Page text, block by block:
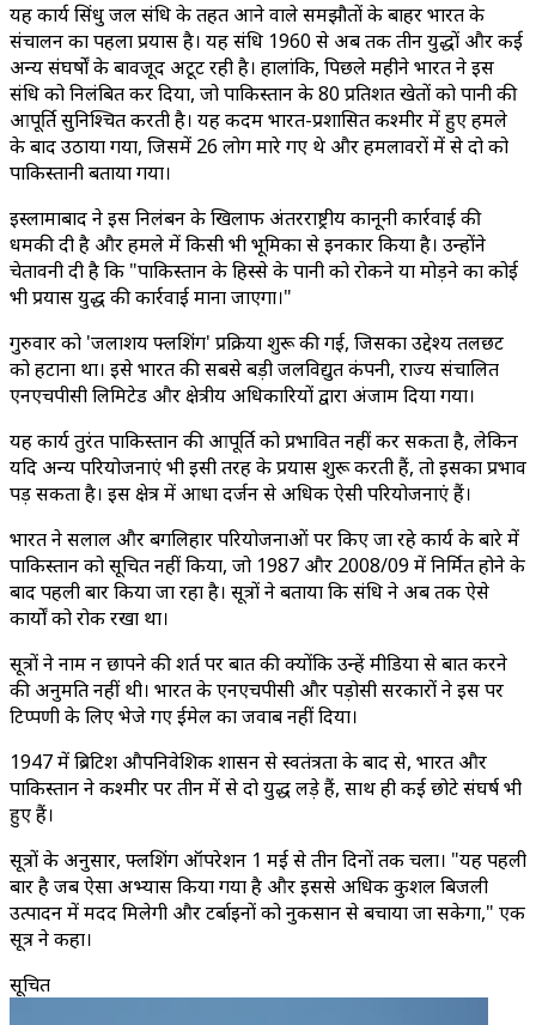
यह कार्य सिंधु जल संधि के तहत आने वाले समझौतों के बाहर भारत के
संचालन का पहला प्रयास है। यह संधि 1960 से अब तक तीन युद्धों और कई
अन्य संघर्षों के बावजूद अटूट रही है। हालांकि, पिछले महीने भारत ने इस
संधि को निलंबित कर दिया, जो पाकिस्तान के 80 प्रतिशत खेतों को पानी की
आपूर्ति सुनिश्चित करती है। यह कदम भारत-प्रशासित कश्मीर में हुए हमले
के बाद उठाया गया, जिसमें 26 लोग मारे गए थे और हमलावरों में से दो को
पाकिस्तानी बताया गया।
इस्लामाबाद ने इस निलंबन के खिलाफ अंतरराष्ट्रीय कानूनी कार्रवाई की
धमकी दी है और हमले में किसी भी भूमिका से इनकार किया है। उन्होंने
चेतावनी दी है कि "पाकिस्तान के हिस्से के पानी को रोकने या मोड़ने का कोई
भी प्रयास युद्ध की कार्रवाई माना जाएगा।"
गुरुवार को 'जलाशय फ्लशिंग' प्रक्रिया शुरू की गई, जिसका उद्देश्य तलछट
को हटाना था। इसे भारत की सबसे बड़ी जलविद्युत कंपनी, राज्य संचालित
एनएचपीसी लिमिटेड और क्षेत्रीय अधिकारियों द्वारा अंजाम दिया गया।
यह कार्य तुरंत पाकिस्तान की आपूर्ति को प्रभावित नहीं कर सकता है, लेकिन
यदि अन्य परियोजनाएं भी इसी तरह के प्रयास शुरू करती हैं, तो इसका प्रभाव
पड़ सकता है। इस क्षेत्र में आधा दर्जन से अधिक ऐसी परियोजनाएं हैं।
भारत ने सलाल और बगलिहार परियोजनाओं पर किए जा रहे कार्य के बारे में
पाकिस्तान को सूचित नहीं किया, जो 1987 और 2008/09 में निर्मित होने के
बाद पहली बार किया जा रहा है। सूत्रों ने बताया कि संधि ने अब तक ऐसे
कार्यों को रोक रखा था।
सूत्रों ने नाम न छापने की शर्त पर बात की क्योंकि उन्हें मीडिया से बात करने
की अनुमति नहीं थी। भारत के एनएचपीसी और पड़ोसी सरकारों ने इस पर
टिप्पणी के लिए भेजे गए ईमेल का जवाब नहीं दिया।
1947 में ब्रिटिश औपनिवेशिक शासन से स्वतंत्रता के बाद से, भारत और
पाकिस्तान ने कश्मीर पर तीन में से दो युद्ध लड़े हैं, साथ ही कई छोटे संघर्ष भी
हुए हैं।
सूत्रों के अनुसार, फ्लशिंग ऑपरेशन 1 मई से तीन दिनों तक चला। "यह पहली
बार है जब ऐसा अभ्यास किया गया है और इससे अधिक कुशल बिजली
उत्पादन में मदद मिलेगी और टर्बाइनों को नुकसान से बचाया जा सकेगा," एक
सूत्र ने कहा।
सूचित